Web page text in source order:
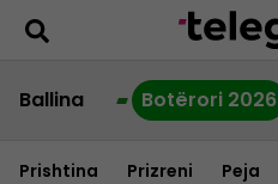
Ballina Botërori 2026
Prishtina Prizreni Peja